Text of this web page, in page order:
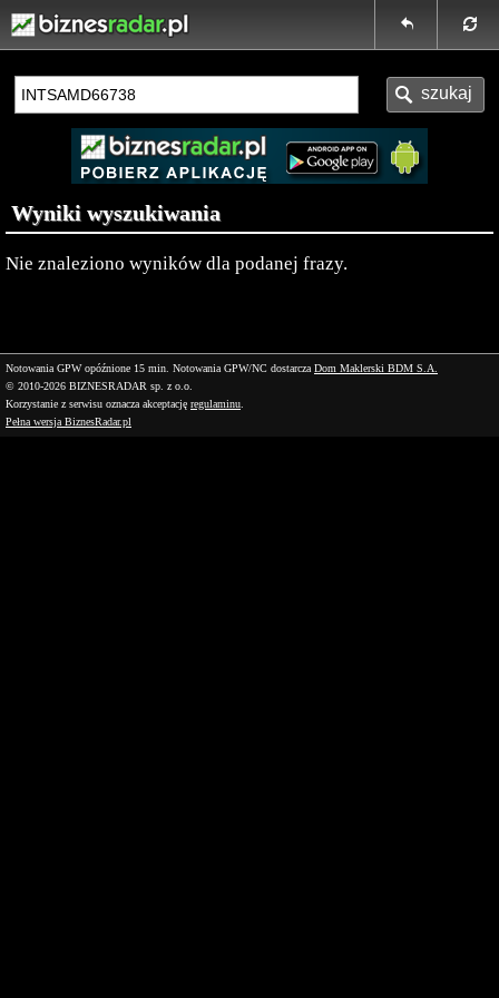
Wyniki wyszukiwania
Nie znaleziono wyników dla podanej frazy.
Notowania GPW opóźnione 15 min. Notowania GPW/NC dostarcza Dom Maklerski BDM S.A.
© 2010-2026 BIZNESRADAR sp. z o.o.
Korzystanie z serwisu oznacza akceptację regulaminu
Pełna wersja BiznesRadar.pl